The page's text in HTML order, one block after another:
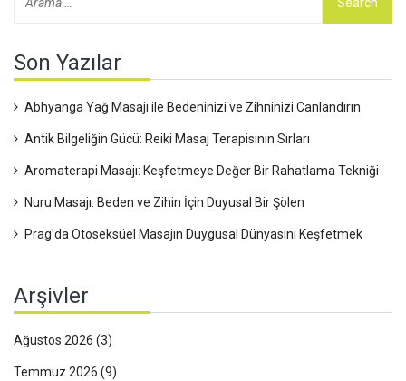
Son Yazılar
Abhyanga Yağ Masajı ile Bedeninizi ve Zihninizi Canlandırın
Antik Bilgeliğin Gücü: Reiki Masaj Terapisinin Sırları
Aromaterapi Masajı: Keşfetmeye Değer Bir Rahatlama Tekniği
Nuru Masajı: Beden ve Zihin İçin Duyusal Bir Şölen
Prag'da Otoseksüel Masajın Duygusal Dünyasını Keşfetmek
Arşivler
Ağustos 2026 (3)
Temmuz 2026 (9)